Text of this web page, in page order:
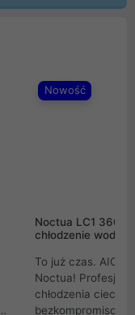
Nowość
Noctua LC1
chłodzenie wodne
To już czas. AIO
Noctua!
chłodzenia cieczą